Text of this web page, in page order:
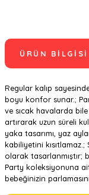
ÜRÜN BILGISI
Regular kalıp
boyu konfor sunar.;
ve sıcak havalarda bile
artırarak uzun süreli
yaka tasarımı, yaz
kabiliyetini
olarak tasarlanmıştır;
Party koleksiyonuna
bebeğinizin